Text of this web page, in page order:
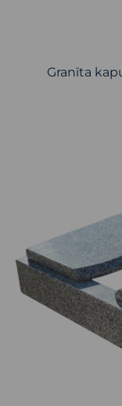
Granīta